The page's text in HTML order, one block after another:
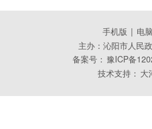
手机版 | 电
主办：沁阳市人民
备案号： 豫ICP备
技术支持： 大